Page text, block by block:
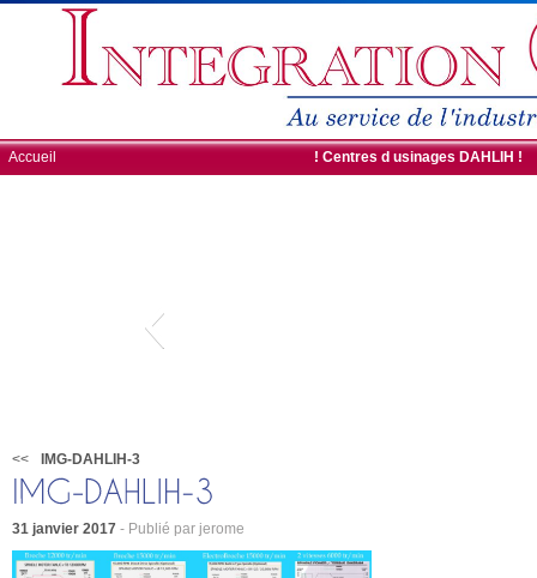
Accueil ! Centres d usinages DAHLIH !
<< IMG-DAHLIH-3
31 janvier 2017 - Publié par jerome